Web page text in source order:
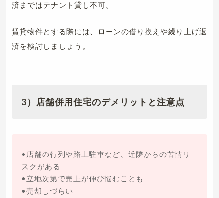
済まではテナント貸し不可。
賃貸物件とする際には、ローンの借り換えや繰り上げ返
済を検討しましょう。
3）店舗併用住宅のデメリットと注意点
•店舗の行列や路上駐車など、近隣からの苦情リ
スクがある
•立地次第で売上が伸び悩むことも
•売却しづらい